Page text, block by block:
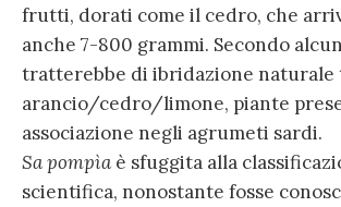
frutti, dorati come il cedro, che
anche 7-800 grammi. Secondo
tratterebbe di ibridazione naturale
arancio/cedro/limone, piante
associazione negli agrumeti sardi.
Sa pompìa è sfuggita alla
scientifica, nonostante fosse